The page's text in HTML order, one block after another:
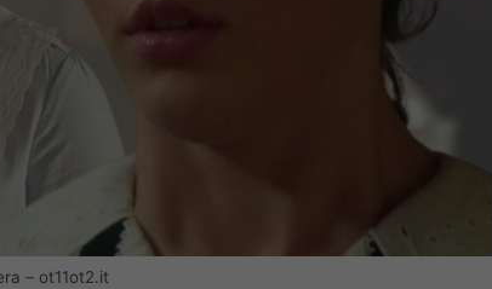
– ot11ot2.it